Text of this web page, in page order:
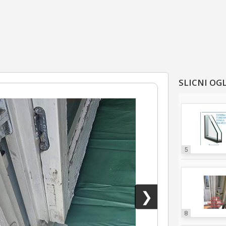
❯
SLICNI
5
8